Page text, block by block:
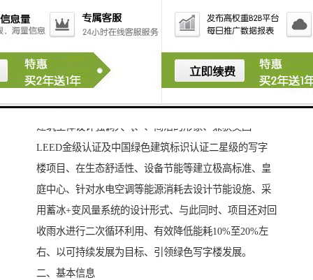
办公为一体的超甲级写字楼、项目定位为亚太智慧金融
空间、连接世界、WTC皇庭中心由一栋塔楼及附属裙房
组成、地下4层、塔楼地上54层、建筑高度249.88米、裙
楼1-6层、为商业配套
建筑主体设计强调大气、、简洁的形象、兼获美国
LEED金级认证及中国绿色建筑标识认证二星级的写字
楼项目、在生态舒适性、设备节能等建立极高标准、皇
庭中心、针对水电空调等能源消耗去设计节能设施、采
用蓄冰+变风量系统的设计形式、与此同时、项目还对回
收雨水进行二次循环利用、有效降低能耗10%至20%左
右、以可持续发展为目标、引领绿色写字楼发展。
二、基本信息